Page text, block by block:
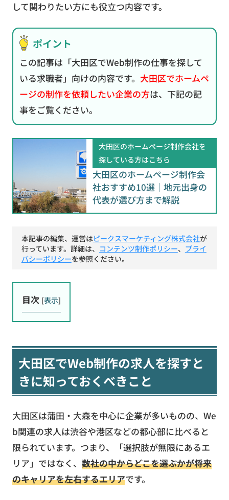
して関わりたい方にも役立つ内容です。
ポイント
この記事は「大田区でWeb制作の仕事を探して
いる求職者」向けの内容です。 大田区でホームペ
ージの制作を依頼したい企業の方は、下記の記
事をご覧ください。
大田区のホームページ制作会社を
探している方はこちら
大田区のホームページ制作会
社おすすめ10選｜地元出身の
代表が選び方まで解説
本記事の編集、運営はピークスマーケティング株式会社が
行っています。詳細は、 コンテンツ制作ポリシー、 プライ
バシーポリシーを参照ください。
目次 [表示]
大田区でWeb制作の求人を探すと
きに知っておくべきこと
大田区は蒲田・大森を中心に企業が多いものの、We
b関連の求人は渋谷や港区などの都心部に比べると
限られています。つまり、「選択肢が無限にあるエ
リア」ではなく、 数社の中からどこを選ぶかが将来
のキャリアを左右するエリアです。